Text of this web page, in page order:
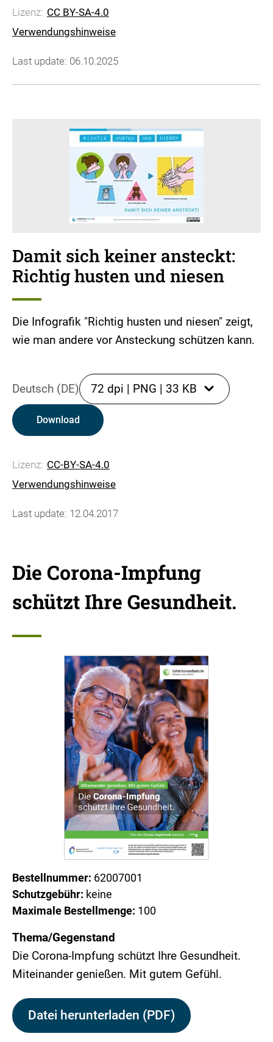
Lizenz: CC BY-SA-4.0
Verwendungshinweise
Last update: 06.10.2025
Damit sich keiner ansteckt:
Richtig husten und niesen
Die Infografik "Richtig husten und niesen" zeigt,
wie man andere vor Ansteckung schützen kann.
Deutsch (DE) 72 dpi | PNG | 33 KB
Download
Lizenz: CC-BY-SA-4.0
Verwendungshinweise
Last update: 12.04.2017
Die Corona-Impfung
schützt Ihre Gesundheit.
Bestellnummer: 62007001
Schutzgebühr: keine
Maximale Bestellmenge: 100
Thema/Gegenstand
Die Corona-Impfung schützt Ihre Gesundheit.
Miteinander genießen. Mit gutem Gefühl.
Datei herunterladen (PDF)